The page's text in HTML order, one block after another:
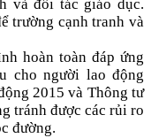
và đối tác giáo dục.
trường cạnh tranh và
hoàn toàn đáp ứng
cho người lao động
2015 và Thông tư
tránh được các rủi ro
đường.